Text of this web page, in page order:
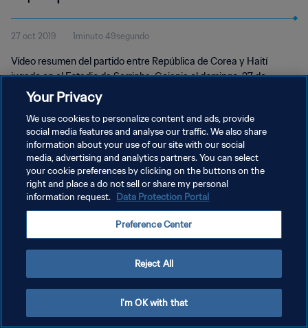
Brasil 2019™ | Highlights
27 oct 2019 1minuto 49segundo
Vídeo resumen del partido entre República de Corea y Haití
jugado en el Estadio da Serrinha, Goiania el domingo, 27 de
octubre 2019.
POLÍTICA DE PRIVACIDAD
TÉRMINOS DE SERVICIO
AJUSTAR LA CONFIGURACIÓN DE LAS COOKIES
Your Privacy
We use cookies to personalize content and ads, provide
social media features and analyse our traffic. We also share
information about your use of our site with our social
media, advertising and analytics partners. You can select
your cookie preferences by clicking on the buttons on the
right and place a do not sell or share my personal
information request. Data Protection Portal
Preference Center
Reject All
I'm OK with that